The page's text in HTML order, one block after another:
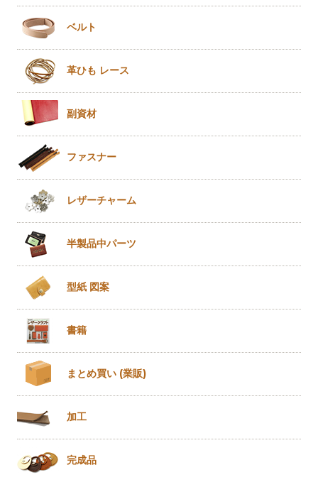
ベルト
革ひも レース
副資材
ファスナー
レザーチャーム
半製品中パーツ
型紙 図案
書籍
まとめ買い (業販)
加工
完成品